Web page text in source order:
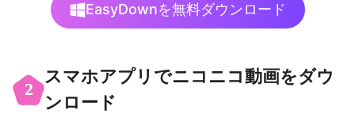
EasyDownを無料ダウンロード
2
スマホアプリでニコニコ動画をダウ
ンロード